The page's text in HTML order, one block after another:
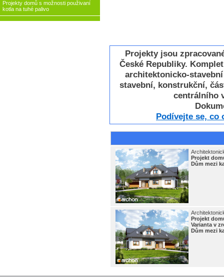
Projekty domů s možnosti použivaní
kotla na tuhé palivo
Projekty jsou
České Republiky.
architektonicko-
stavební, konstrukční,
centrálního
Podívejte se, co
Projekt
Dům mezi
Projekt
Varianta v
Dům mezi